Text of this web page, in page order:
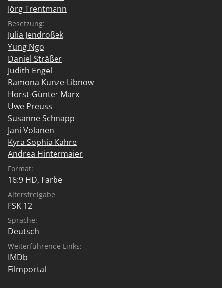
Jörg Trentmann
Besetzung:
Julia Jendroßek
Yung Ngo
Daniel Sträßer
Judith Engel
Ramona Kunze-Libnow
Horst-Günter Marx
Uwe Preuss
Susanne Schnapp
Jani Volanen
Kyra Sophia Kahre
Andrea Hintermaier
Format:
16:9 HD, Farbe
Altersfreigabe:
FSK 12
Sprache:
Deutsch
Weiterführende Links:
IMDb
Filmportal